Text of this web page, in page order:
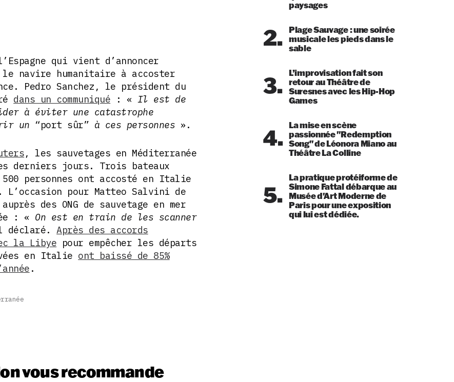
qui vient d’annoncer
navire humanitaire à accoster
Pedro Sanchez, le président du
dans un communiqué : « Il est de
à éviter une catastrophe
un “port sûr” à ces personnes ».
, les sauvetages en Méditerranée
derniers jours. Trois bateaux
personnes ont accosté en Italie
L’occasion pour Matteo Salvini de
des ONG de sauvetage en mer
: « On est en train de les scanner
déclaré.Après des accords
la Libye pour empêcher les départs
en Italie ont baissé de 85%
.
vous recommande
paysages
2. Plage Sauvage : une soirée
musicale les pieds dans le
sable
3. L’improvisation fait son
retour au Théâtre de
Suresnes avec les Hip-Hop
Games
4. La mise en scène
passionnée "Redemption
Song" de Léonora Miano au
Théâtre La Colline
5.
La pratique protéiforme de
Simone Fattal débarque au
Musée d'Art Moderne de
Paris pour une exposition
qui lui est dédiée.